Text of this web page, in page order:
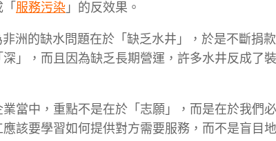
服務污染 」的反效果。
洲的缺水問題在於「缺乏水井」，於是不斷捐
」，而且因為缺乏長期營運，許多水井反成了裝
當中，重點不是在於「志願」，而是在於我們
該要學習如何提供對方需要服務，而不是盲目